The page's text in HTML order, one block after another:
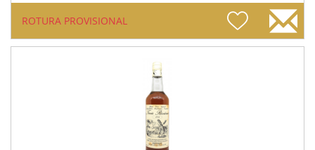
ROTURA PROVISIONAL